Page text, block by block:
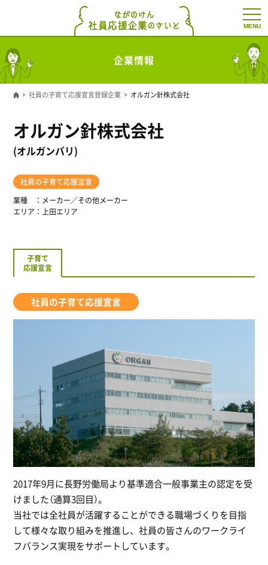
t
o
g
g
l
e
n
a
企業情報
社員の子育て応援宣言登録企業 オルガン針株式会社
オルガン針株式会社
(オルガンバリ)
社員の子育て応援宣言
業種
メーカー／その他メーカー
エリア
上田エリア
子育て
応援宣言
社員の子育て応援宣言
2017年9月に長野労働局より基準適合一般事業主の認定を受
けました（通算3回目）。
当社では全社員が活躍することができる職場づくりを目指
して様々な取り組みを推進し、社員の皆さんのワークライ
フバランス実現をサポートしています。